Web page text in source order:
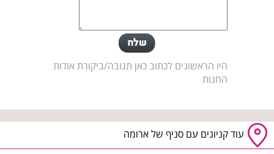
היו הראשונים לכתוב כאן תגובה/ביקורת אודות
החנות
עוד קניונים עם סניף של ארומה